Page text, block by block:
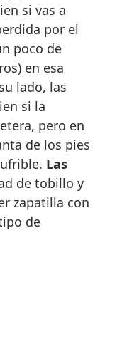
si vas a
por el
poco de
en esa
lado, las
si la
pero en
de los pies
Las
de tobillo y
zapatilla con
de